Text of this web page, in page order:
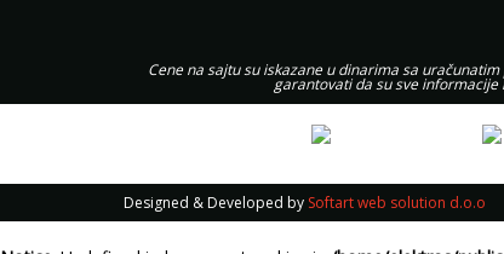
Cene na sajtu su iskazane u dinarima sa
garantovati da su sve
Designed & Developed by Softart web solution d.o.o